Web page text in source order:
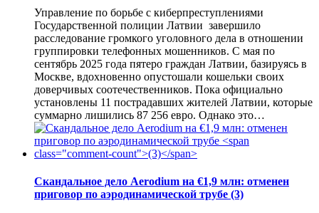
Управление по борьбе с киберпреступлениями
Государственной полиции Латвии завершило
расследование громкого уголовного дела в отношении
группировки телефонных мошенников. С мая по
сентябрь 2025 года пятеро граждан Латвии, базируясь в
Москве, вдохновенно опустошали кошельки своих
доверчивых соотечественников. Пока официально
установлены 11 пострадавших жителей Латвии, которые
суммарно лишились 87 256 евро. Однако это…
Скандальное дело Aerodium на €1,9 млн: отменен
приговор по аэродинамической трубе (3)